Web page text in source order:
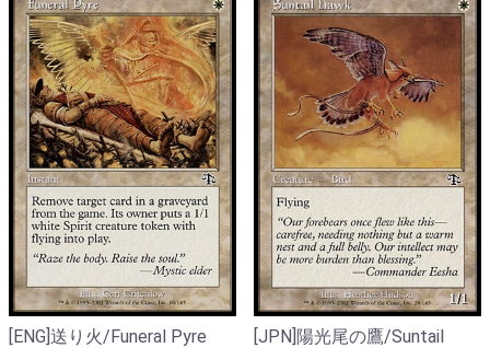
[ENG]送り火/Funeral Pyre
[JPN]陽光尾の鷹/Suntail